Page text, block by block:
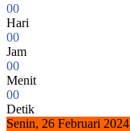
00
Hari
00
Jam
00
Menit
00
Detik
Senin, 26 Februari 2024